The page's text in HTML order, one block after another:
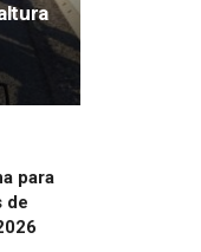
para
de